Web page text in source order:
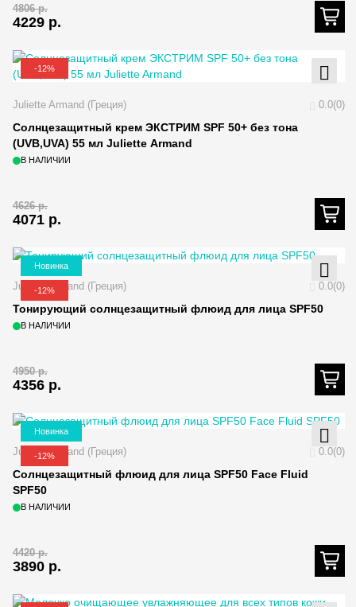
4229 р.
4806 р.
-12%
Juliette Armand (Греция) 0.0(0)
Солнцезащитный крем ЭКСТРИМ SPF 50+ без тона
(UVB,UVA) 55 мл Juliette Armand
В НАЛИЧИИ
4071 р.
4626 р.
Новинка
-12%
Juliette Armand (Греция) 0.0(0)
Тонирующий солнцезащитный флюид для лица SPF50
В НАЛИЧИИ
4356 р.
4950 р.
Новинка
-12%
Juliette Armand (Греция) 0.0(0)
Солнцезащитный флюид для лица SPF50 Face Fluid
SPF50
В НАЛИЧИИ
3890 р.
4420 р.